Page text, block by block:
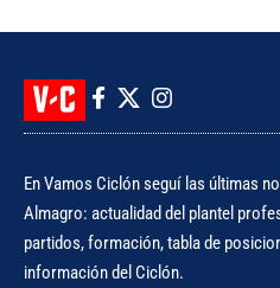
En Vamos Ciclón seguí las últimas
Almagro: actualidad del plantel
partidos, formación, tabla de
información del Ciclón.